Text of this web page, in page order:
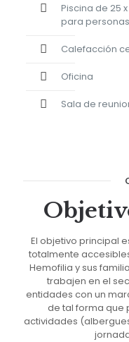
Piscina de 25
para
Calefacción
Oficina
Sala de
El objetivo principal
totalmente
Hemofilia y sus
trabajen en el
entidades con un
de tal forma que
actividades